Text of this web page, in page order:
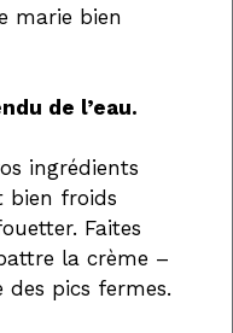
marie bien
de l’eau.
ingrédients
bien froids
Faites
la crème –
des pics fermes.